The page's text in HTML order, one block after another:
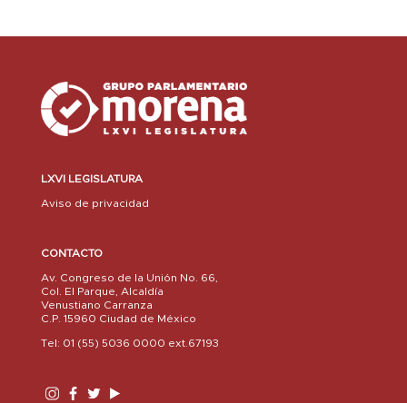
LXVI LEGISLATURA
Aviso de privacidad
CONTACTO
Av. Congreso de la Unión No. 66,
Col. El Parque, Alcaldía
Venustiano Carranza
C.P. 15960 Ciudad de México
Tel: 01 (55) 5036 0000 ext.67193